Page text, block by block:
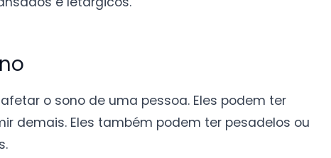
o sono de uma pessoa. Eles podem ter
demais. Eles também podem ter pesadelos ou